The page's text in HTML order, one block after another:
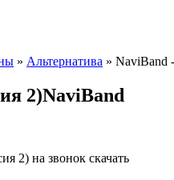
» Альтернатива » NaviBand
2)NaviBand